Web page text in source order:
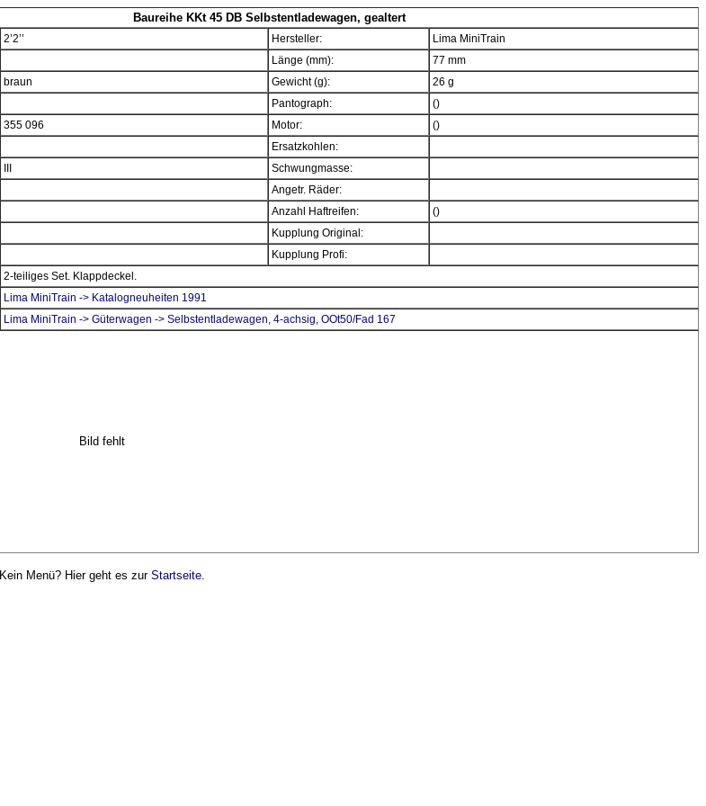
Baureihe KKt 45 DB Selbstentladewagen, gealtert
2’2’’ Hersteller:
Lima MiniTrain
Länge (mm):
77 mm
braun Gewicht (g):
26 g
Pantograph:
()
355 096 Motor:
()
Ersatzkohlen:
Schwungmasse:
Angetr. Räder:
Anzahl Haftreifen:
()
Kupplung Original:
Kupplung Profi:
2-teiliges Set. Klappdeckel.
Lima MiniTrain -> Katalogneuheiten 1991
Lima MiniTrain -> Güterwagen -> Selbstentladewagen, 4-achsig, OOt50/Fad 167
Bild fehlt
Kein Menü? Hier geht es zur Startseite.